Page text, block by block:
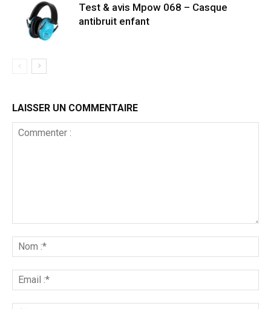
Test & avis Mpow 068 – Casque
antibruit enfant
LAISSER UN COMMENTAIRE